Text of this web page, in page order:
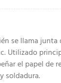
se llama
Utilizado
el papel
soldadura.